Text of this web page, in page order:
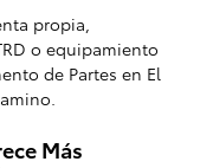
propia,
o equipamiento
de Partes en El
Más